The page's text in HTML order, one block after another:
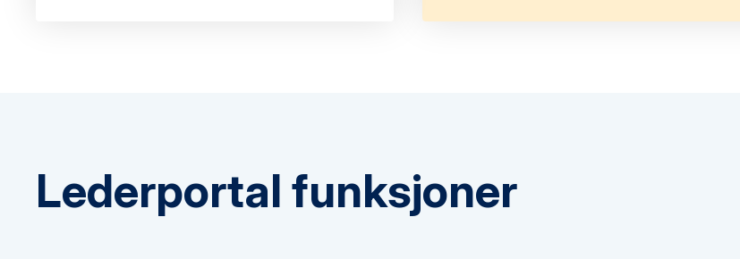
Lederportal funksjoner